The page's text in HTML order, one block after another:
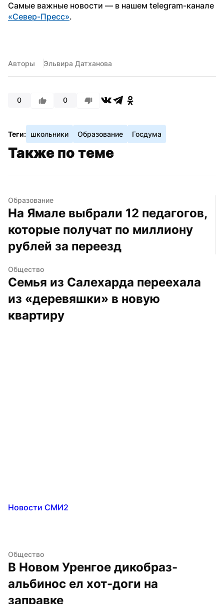
«Север-Пресс».
Авторы Эльвира Датханова
0 0
Теги: школьники Образование Госдума
Также по теме
Образование
На Ямале выбрали 12 педагогов,
которые получат по миллиону
рублей за переезд
Общество
Семья из Салехарда переехала
из «деревяшки» в новую
квартиру
Новости СМИ2
Общество
В Новом Уренгое дикобраз-
альбинос ел хот-доги на
заправке